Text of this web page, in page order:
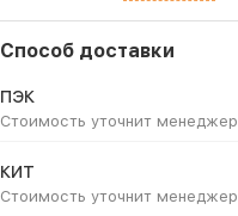
Способ доставки
ПЭК
Стоимость уточнит менеджер
КИТ
Стоимость уточнит менеджер